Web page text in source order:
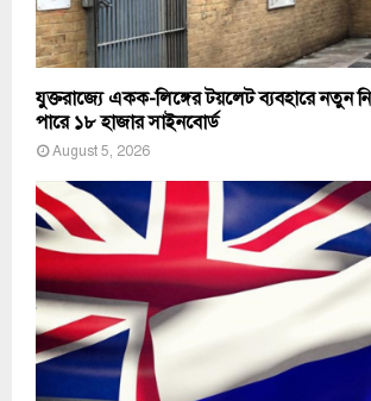
যুক্তরাজ্যে একক-লিঙ্গের টয়লেট ব্যবহারে নতুন
পারে ১৮ হাজার সাইনবোর্ড
August 5, 2026